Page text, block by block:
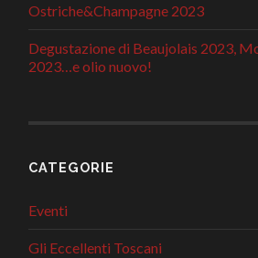
Ostriche&Champagne 2023
Degustazione di Beaujolais 2023,
2023…e olio nuovo!
CATEGORIE
Eventi
Gli Eccellenti Toscani